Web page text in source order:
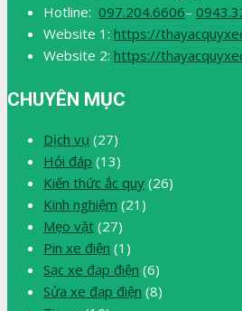
Hotline: 097.204.6606–
Website 1: https://
Website 2: https://
CHUYÊN MỤC
Dịch vụ (27)
Hỏi đáp (13)
Kiến thức ắc quy (26)
Kinh nghiệm (21)
Mẹo vặt (27)
Pin xe điện (1)
Sạc xe đạp điện (6)
Sửa xe đạp điện (8)